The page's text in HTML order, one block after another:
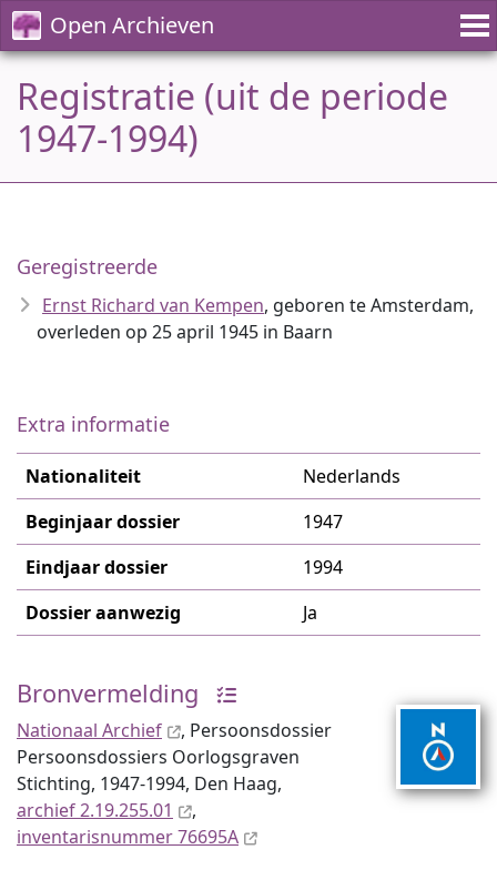
Open Archieven
Registratie (uit de periode
1947-1994)
Geregistreerde
Ernst Richard van Kempen, geboren te Amsterdam,
overleden op 25 april 1945 in Baarn
Extra informatie
Nationaliteit
Nederlands
Beginjaar dossier
1947
Eindjaar dossier
1994
Dossier aanwezig
Ja
Bronvermelding
Nationaal Archief
, Persoonsdossier
Persoonsdossiers Oorlogsgraven
Stichting, 1947-1994, Den Haag,
archief 2.19.255.01
,
inventaris­num­mer 76695A